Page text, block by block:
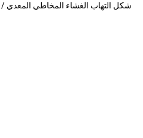
شكل التهاب الغشاء المخاطي المعدي /